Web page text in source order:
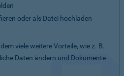
oder als Datei hochladen
viele weitere Vorteile, wie z. B.
Daten ändern und Dokumente